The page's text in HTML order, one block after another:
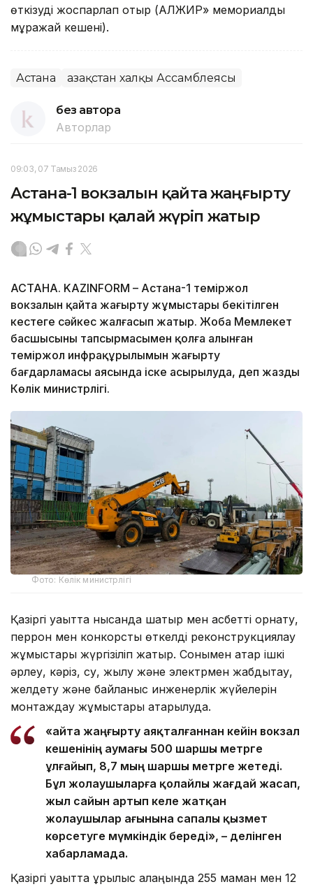
өткізуді жоспарлап отыр (АЛЖИР» мемориалды
мұражай кешені).
Астана Қазақстан халқы Ассамблеясы
без автора
Авторлар
09:03, 07 Тамыз 2026
Астана-1 вокзалын қайта жаңғырту
жұмыстары қалай жүріп жатыр
АСТАНА. KAZINFORM – Астана-1 теміржол
вокзалын қайта жаңғырту жұмыстары бекітілген
кестеге сәйкес жалғасып жатыр. Жоба Мемлекет
басшысының тапсырмасымен қолға алынған
теміржол инфрақұрылымын жаңғырту
бағдарламасы аясында іске асырылуда, деп жазды
Көлік министрлігі.
Фото: Көлік министрлігі
Қазіргі уақытта нысанда шатыр мен қасбетті орнату,
перрон мен конкорстық өткелді реконструкциялау
жұмыстары жүргізіліп жатыр. Сонымен қатар ішкі
әрлеу, кәріз, су, жылу және электрмен жабдықтау,
желдету және байланыс инженерлік жүйелерін
монтаждау жұмыстары атқарылуда.
«Қайта жаңғырту аяқталғаннан кейін вокзал
кешенінің аумағы 500 шаршы метрге
ұлғайып, 8,7 мың шаршы метрге жетеді.
Бұл жолаушыларға қолайлы жағдай жасап,
жыл сайын артып келе жатқан
жолаушылар ағынына сапалы қызмет
көрсетуге мүмкіндік береді», – делінген
хабарламада.
Қазіргі уақытта құрылыс алаңында 255 маман мен 12